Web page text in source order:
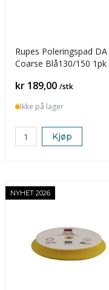
Rupes Poleringspad DA
Coarse Blå130/150 1pk
Pris
kr 189,00 /stk
Ikke på lager
Kjøp
NYHET 2026